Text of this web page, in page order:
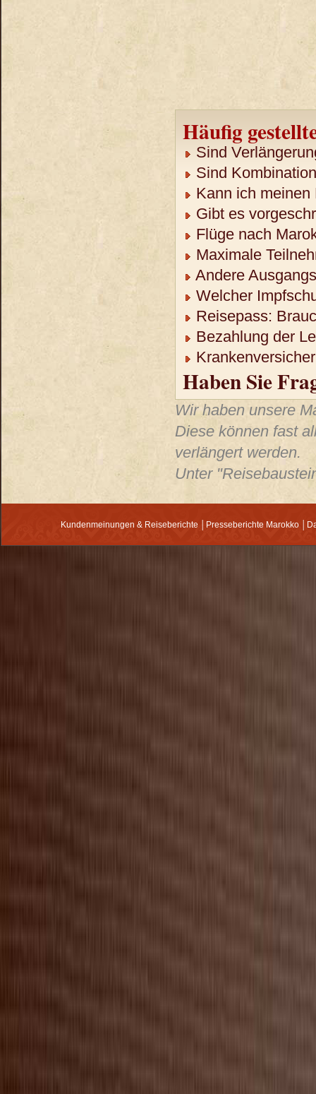
Häufig
Sind
Sind
Kann ich meinen
Gibt es
Flüge nach
Maximale
Andere
Welcher
Reisepass:
Bezahlung der
Haben Sie
Wir haben unsere
Diese können fast
verlängert werden.
Unter
Kundenmeinungen & Reiseberichte Presseberichte Marokko